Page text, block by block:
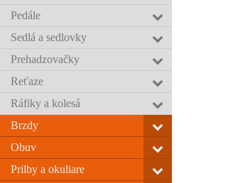
Pedále
Sedlá a sedlovky
Prehadzovačky
Reťaze
Ráfiky a kolesá
Brzdy
Obuv
Prilby a okuliare